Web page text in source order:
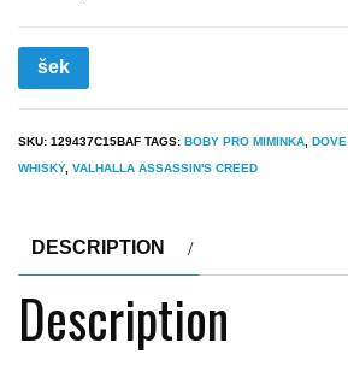
šek
SKU: 129437C15BAF TAGS: BOBY PRO MIMINKA,
WHISKY, VALHALLA ASSASSIN'S CREED
DESCRIPTION
Description